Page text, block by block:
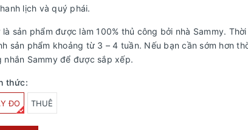
lịch và quý phái.
sản phẩm được làm 100% thủ công bởi nhà Sammy.
sản phẩm khoảng từ 3 – 4 tuần. Nếu bạn cần sớm hơn
nhắn Sammy để được sắp xếp.
thức:
ĐO THUÊ